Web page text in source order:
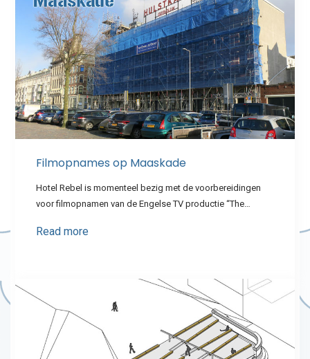
Filmopnames op Maaskade
Hotel Rebel is momenteel bezig met de voorbereidingen
voor filmopnamen van de Engelse TV productie “The…
Read more